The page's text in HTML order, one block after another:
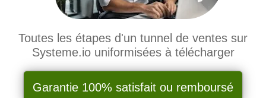
Toutes les étapes d'un tunnel de ventes sur
Systeme.io uniformisées à télécharger
Garantie 100% satisfait ou remboursé